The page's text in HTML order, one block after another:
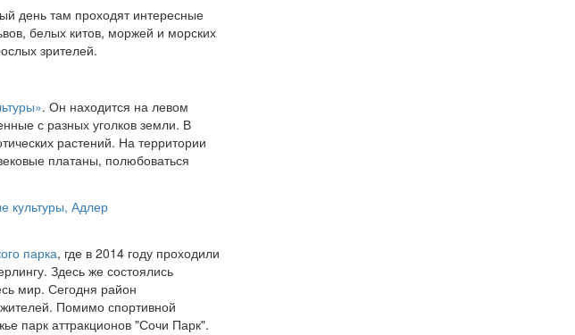
день там проходят интересные
белых китов, моржей и морских
зрителей.
. Он находится на левом
с разных уголков земли. В
растений. На территории
платаны, полюбоваться
парка, где в 2014 году проходили
Здесь же состоялись
мир. Сегодня район
Помимо спортивной
парк аттракционов "Сочи Парк".